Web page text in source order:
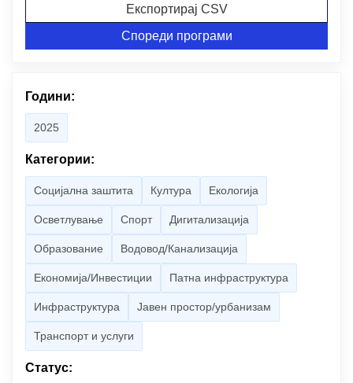
Експортирај CSV
Спореди програми
Години:
2025
Категории:
Социјална заштита Култура Екологија
Осветлување Спорт Дигитализација
Образование Водовод/Канализација
Економија/Инвестиции Патна инфраструктура
Инфраструктура Јавен простор/урбанизам
Транспорт и услуги
Статус: